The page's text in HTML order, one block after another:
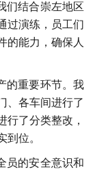
们结合崇左地区
过演练，员工们
的能力，确保人
的重要环节。我
、各车间进行了
行了分类整改，
实到位。
员的安全意识和